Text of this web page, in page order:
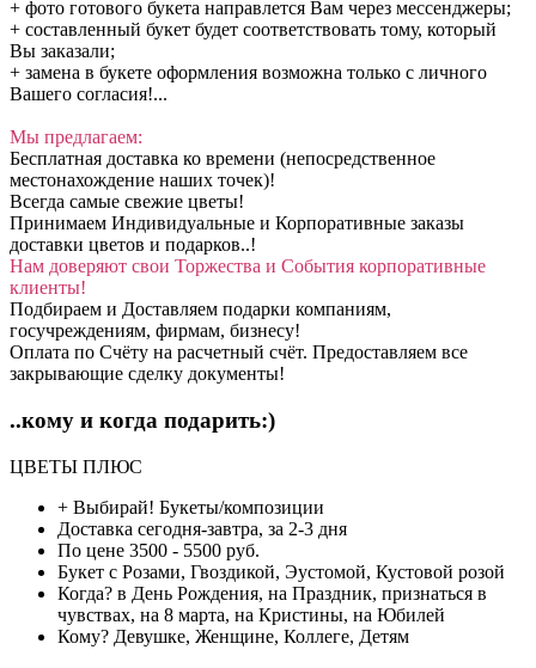
+ фото готового букета направлется Вам через мессенджеры;
+ составленный букет будет соответствовать тому, который
Вы заказали;
+ замена в букете оформления возможна только с личного
Вашего согласия!...
Мы предлагаем:
Бесплатная доставка ко времени (непосредственное
местонахождение наших точек)!
Всегда самые свежие цветы!
Принимаем Индивидуальные и Корпоративные заказы
доставки цветов и подарков..!
Нам доверяют свои Торжества и События корпоративные
клиенты!
Подбираем и Доставляем подарки компаниям,
госучреждениям, фирмам, бизнесу!
Оплата по Счёту на расчетный счёт. Предоставляем все
закрывающие сделку документы!
..кому и когда подарить:)
ЦВЕТЫ ПЛЮС
+ Выбирай! Букеты/композиции
Доставка сегодня-завтра, за 2-3 дня
По цене 3500 - 5500 руб.
Букет с Розами, Гвоздикой, Эустомой, Кустовой розой
Когда? в День Рождения, на Праздник, признаться в
чувствах, на 8 марта, на Кристины, на Юбилей
Кому? Девушке, Женщине, Коллеге, Детям